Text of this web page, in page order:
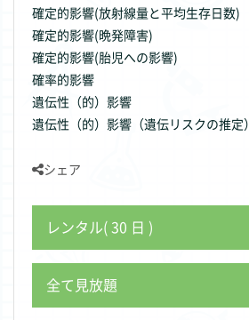
確定的影響(放射線量と平均生存日数)
確定的影響(晩発障害)
確定的影響(胎児への影響)
確率的影響
遺伝性（的）影響
遺伝性（的）影響（遺伝リスクの推定）
シェア
レンタル( 30 日 )
全て見放題